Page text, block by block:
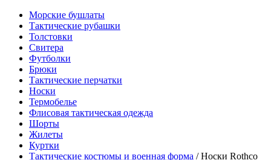
Морские бушлаты
Тактические рубашки
Толстовки
Свитера
Футболки
Брюки
Тактические перчатки
Носки
Термобелье
Флисовая тактическая одежда
Шорты
Жилеты
Куртки
Тактические костюмы и военная форма /Носки Rothco